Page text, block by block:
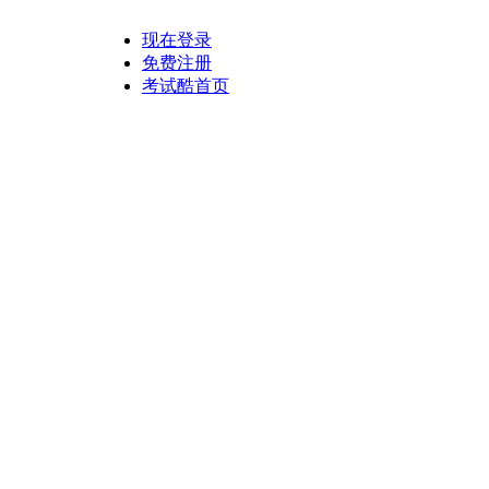
现在登录
免费注册
考试酷首页